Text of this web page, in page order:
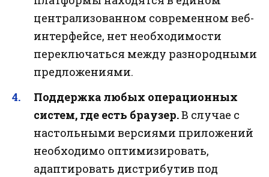
централизованном современном веб-
интерфейсе, нет необходимости
переключаться между разнородными
предложениями.
Поддержка любых операционных
систем, где есть браузер.В случае с
настольными версиями приложений
необходимо оптимизировать,
адаптировать дистрибутив под